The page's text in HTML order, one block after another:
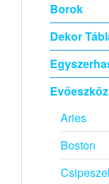
Borok
Dekor
Evőeszköz
Aries
Boston